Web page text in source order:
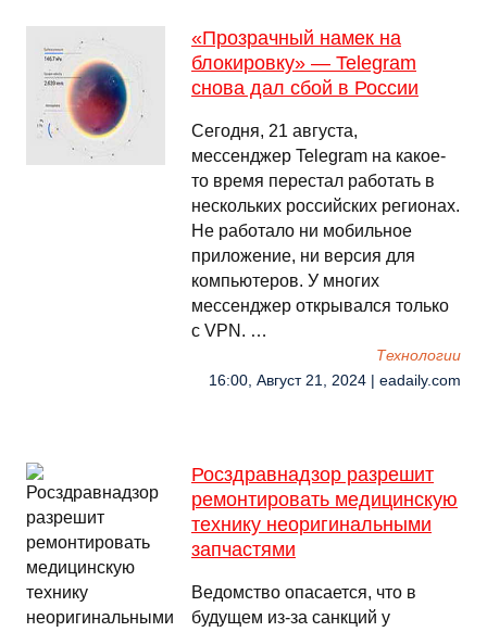
«Прозрачный намек на
блокировку» — Telegram
снова дал сбой в России
Сегодня, 21 августа,
мессенджер Telegram на какое-
то время перестал работать в
нескольких российских регионах.
Не работало ни мобильное
приложение, ни версия для
компьютеров. У многих
мессенджер открывался только
с VPN. …
Технологии
16:00, Август 21, 2024 | eadaily.com
Росздравнадзор разрешит
ремонтировать медицинскую
технику неоригинальными
запчастями
Ведомство опасается, что в
будущем из-за санкций у